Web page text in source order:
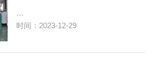
时间：2023-12-29